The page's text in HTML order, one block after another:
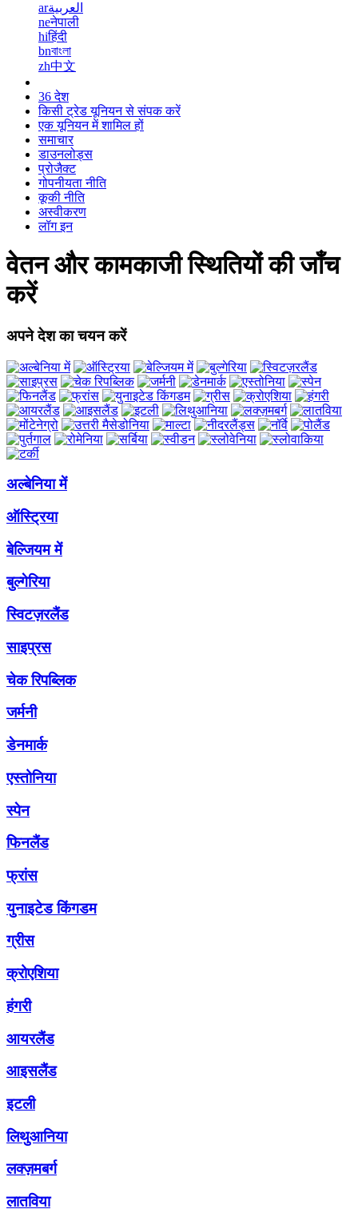
arالعربية
neनेपाली
hiहिंदी
bnবাংলা
zh中文
36 देश
किसी ट्रेड यूनियन से संपक करें
एक यूनियन में शामिल हों
समाचार
डाउनलोड्स
प्रोजैक्ट
गोपनीयता नीति
कूकी नीति
अस्वीकरण
लॉग इन
वेतन और कामकाजी स्थितियों की जाँच
करें
अपने देश का चयन करें
अल्बेनिया में
ऑस्ट्रिया
बेल्जियम में
बुल्गेरिया
स्विटज़रलैंड
साइप्रस
चेक रिपब्लिक
जर्मनी
डेनमार्क
एस्तोनिया
स्पेन
फिनलैंड
फ्रांस
युनाइटेड किंगडम
ग्रीस
क्रोएशिया
हंगरी
आयरलैंड
आइसलैंड
इटली
लिथुआनिया
लक्ज़मबर्ग
लातविया